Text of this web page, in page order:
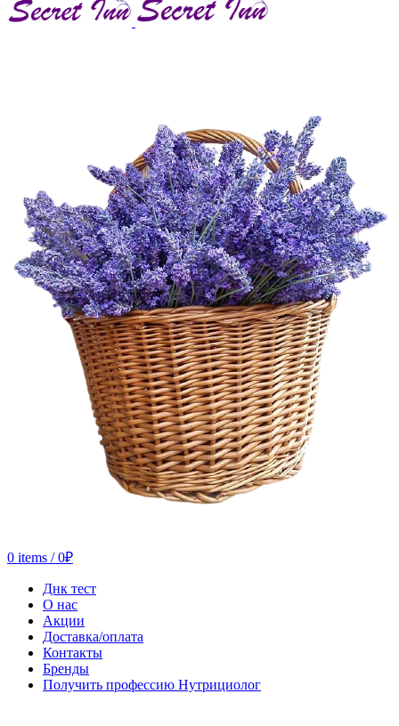
0 items / 0₽
Днк тест
О нас
Акции
Доставка/оплата
Контакты
Бренды
Получить профессию Нутрициолог